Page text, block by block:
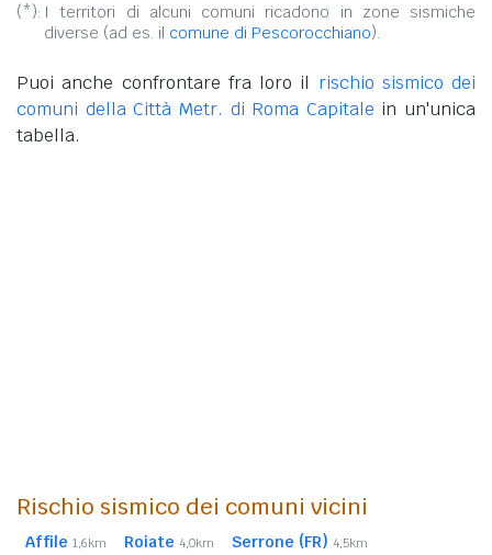
(*): I territori di alcuni comuni ricadono in zone sismiche
diverse (ad es. il comune di Pescorocchiano).
Puoi anche confrontare fra loro il rischio sismico dei
comuni della Città Metr. di Roma Capitale in un'unica
tabella.
Rischio sismico dei comuni vicini
Affile 1,6km Roiate 4,0km Serrone (FR) 4,5km